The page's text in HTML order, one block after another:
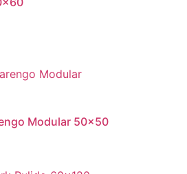
Modular 50×50